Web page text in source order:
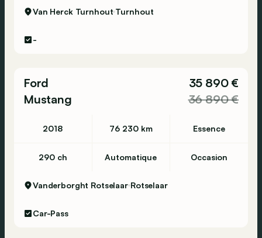
Van Herck Turnhout Turnhout
-
Ford
Mustang
35 890 €
36 890 €
2018 76 230 km Essence
290 ch Automatique Occasion
Vanderborght Rotselaar Rotselaar
Car-Pass